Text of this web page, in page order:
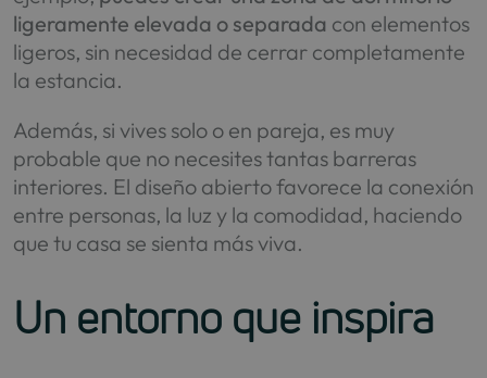
ligeramente elevada o separada con elementos
ligeros, sin necesidad de cerrar completamente
la estancia.
Además, si vives solo o en pareja, es muy
probable que no necesites tantas barreras
interiores. El diseño abierto favorece la conexión
entre personas, la luz y la comodidad, haciendo
que tu casa se sienta más viva.
Un entorno que inspira